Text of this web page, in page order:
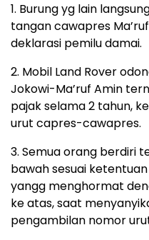
1. Burung yg lain
tangan cawapres
deklarasi pemilu damai.
2. Mobil Land Rover
Jokowi-Ma’ruf Amin
pajak selama 2 tahun,
urut capres-cawapres.
3. Semua orang berdiri
bawah sesuai
yangg menghormat
ke atas, saat
pengambilan nomor